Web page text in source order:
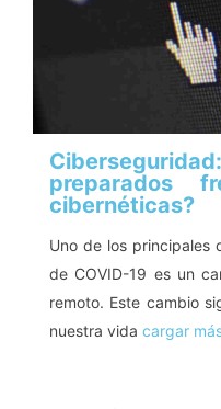
preparados
cibernéticas?
Uno de los principales
de COVID-19 es un
remoto. Este cambio
nuestra vida cargar